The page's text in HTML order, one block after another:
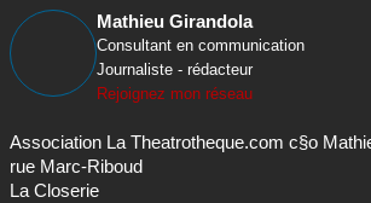
Mathieu Girandola
Consultant en communication
Journaliste - rédacteur
Rejoignez mon réseau
Association La Theatrotheque.com c§o
rue Marc-Riboud
La Closerie